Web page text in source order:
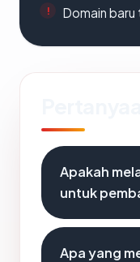
Domain
Apakah
untuk
Apa yang